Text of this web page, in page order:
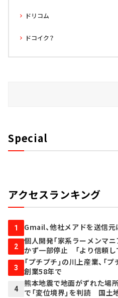
ドリコム
ドコイク？
Special
アクセスランキング
1 Gmail、他社メアドを送信
2
個人開発「家系ラーメンマ
かず一部停止 「より信頼し
3
「プチプチ」の川上産業、「
創業58年で
4
熊本地震で地面がずれた場
で「変位境界」を判読 国土